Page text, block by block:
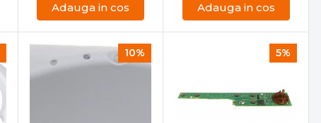
Adauga in cos Adauga in cos
10% 5%